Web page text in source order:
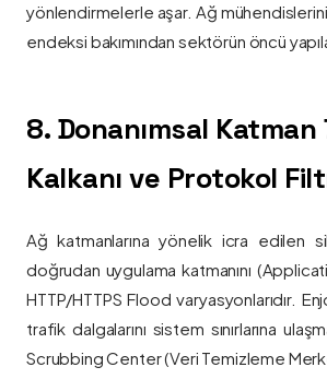
yönlendirmelerle aşar. Ağ
endeksi bakımından sektörün öncü
8. Donanımsal
Kalkanı ve Protokol
Ağ katmanlarına yönelik icra edilen
doğrudan uygulama katmanını
HTTP/HTTPS Flood varyasyonlarıdır.
trafik dalgalarını sistem sınırlarına
Scrubbing Center (Veri Temizleme